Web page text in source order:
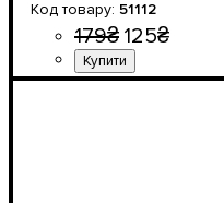
51112
179₴ 125₴